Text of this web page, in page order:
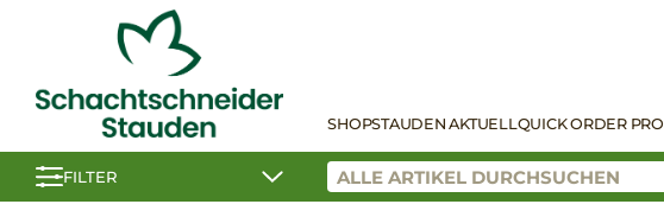
SHOPSTAUDEN AKTUELLQUICK ORDER PRO
FILTER